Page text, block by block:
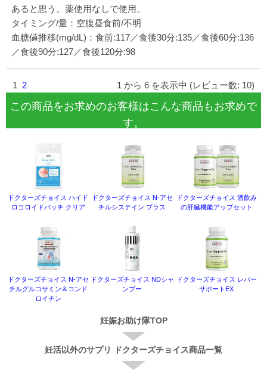
あると思う。薬使用なしで使用。
タイミング/量：空腹昼食前/不明
血糖値推移(mg/dL)：食前:117／食後30分:135／食後60分:136
／食後90分:127／食後120分:98
1 2 1 から 6 を表示中 (レビュー数: 10)
この商品をお求めのお客様はこんな商品もお求めで
す。
ドクターズチョイス ハイド
ロコロイドパッチ クリア
ドクターズチョイス N-アセ
チルシステイン プラス
ドクターズチョイス 酒飲み
の肝臓機能アップセット
ドクターズチョイス N-アセ
チルグルコサミン＆コンド
ロイチン
ドクターズチョイス NDシャ
ンプー
ドクターズチョイス レバー
サポートEX
妊娠お助け隊TOP
妊活以外のサプリ ドクターズチョイス商品一覧